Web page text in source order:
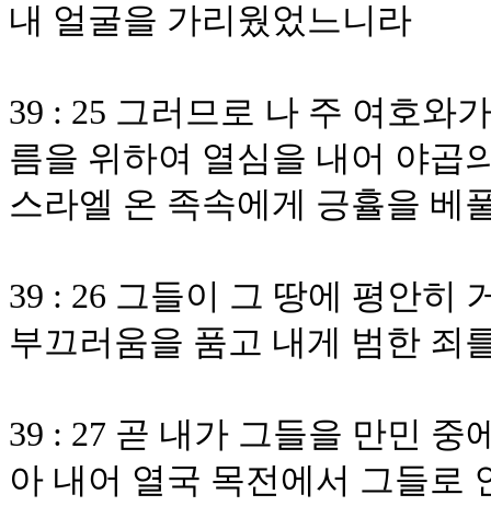
내 얼굴을 가리웠었느니라
39 : 25 그러므로 나 주 여호와
름을 위하여 열심을 내어 야곱
스라엘 온 족속에게 긍휼을 베
39 : 26 그들이 그 땅에 평안히
부끄러움을 품고 내게 범한 죄
39 : 27 곧 내가 그들을 만민 중
아 내어 열국 목전에서 그들로